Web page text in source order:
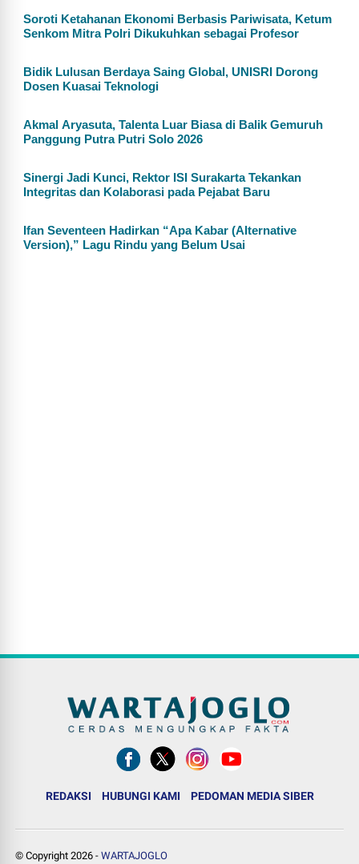
Soroti Ketahanan Ekonomi Berbasis Pariwisata, Ketum
Senkom Mitra Polri Dikukuhkan sebagai Profesor
Bidik Lulusan Berdaya Saing Global, UNISRI Dorong
Dosen Kuasai Teknologi
Akmal Aryasuta, Talenta Luar Biasa di Balik Gemuruh
Panggung Putra Putri Solo 2026
Sinergi Jadi Kunci, Rektor ISI Surakarta Tekankan
Integritas dan Kolaborasi pada Pejabat Baru
Ifan Seventeen Hadirkan “Apa Kabar (Alternative
Version),” Lagu Rindu yang Belum Usai
REDAKSI HUBUNGI KAMI PEDOMAN MEDIA SIBER
© Copyright2026 -WARTAJOGLO